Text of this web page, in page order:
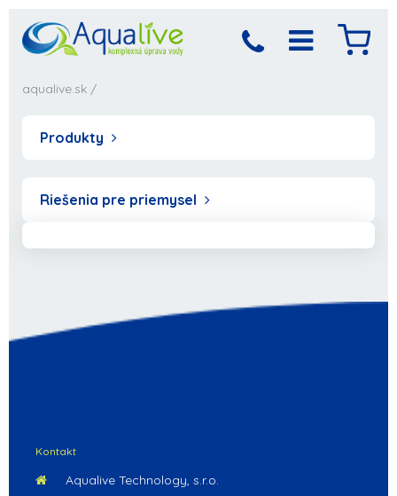
aqualive.sk /
Produkty
Riešenia pre priemysel
Kontakt
Aqualive Technology, s.r.o.
Produkt bol pridaný
Objednávka sa